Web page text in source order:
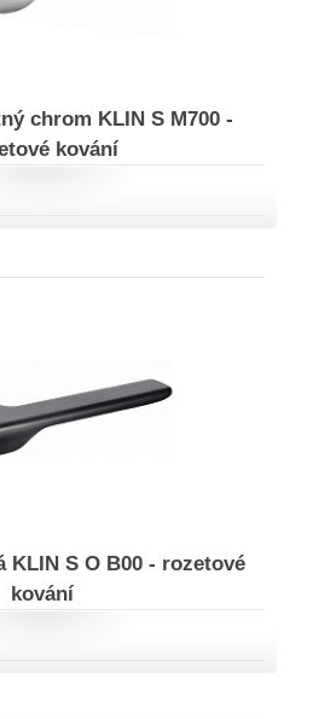
chrom KLIN S M700 -
kování
KLIN S O B00 - rozetové
kování